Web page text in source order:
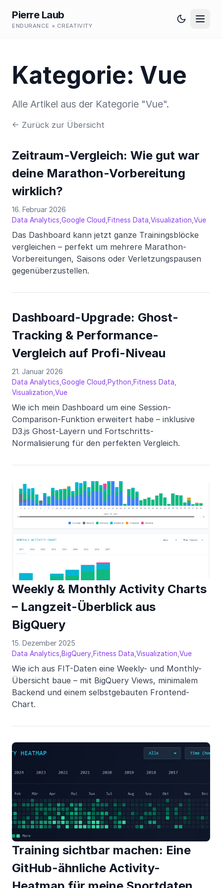
Pierre Laub
ENDURANCE × CREATIVITY
Kategorie: Vue
Alle Artikel aus der Kategorie "Vue".
← Zurück zur Übersicht
Zeitraum-Vergleich: Wie gut war
deine Marathon-Vorbereitung
wirklich?
16. Februar 2026
Data Analytics Google Cloud Fitness Data Visualization Vue
Das Dashboard kann jetzt ganze Trainingsblöcke
vergleichen – perfekt um mehrere Marathon-
Vorbereitungen, Saisons oder Verletzungspausen
gegenüberzustellen.
Dashboard-Upgrade: Ghost-
Tracking & Performance-
Vergleich auf Profi-Niveau
21. Januar 2026
Data Analytics Google Cloud Python Fitness Data
Visualization Vue
Wie ich mein Dashboard um eine Session-
Comparison-Funktion erweitert habe – inklusive
D3.js Ghost-Layern und Fortschritts-
Normalisierung für den perfekten Vergleich.
Weekly & Monthly Activity Charts
– Langzeit-Überblick aus
BigQuery
15. Dezember 2025
Data Analytics BigQuery Fitness Data Visualization Vue
Wie ich aus FIT-Daten eine Weekly- und Monthly-
Übersicht baue – mit BigQuery Views, minimalem
Backend und einem selbstgebauten Frontend-
Chart.
Training sichtbar machen: Eine
GitHub-ähnliche Activity-